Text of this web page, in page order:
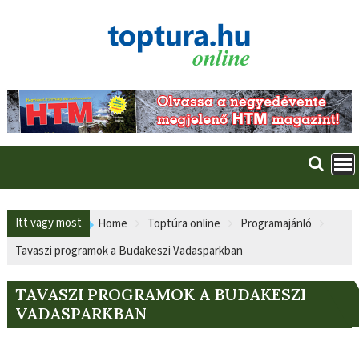
Itt vagy most Home Toptúra online
Programajánló
Tavaszi programok a Budakeszi Vadasparkban
TAVASZI PROGRAMOK A BUDAKESZI
VADASPARKBAN